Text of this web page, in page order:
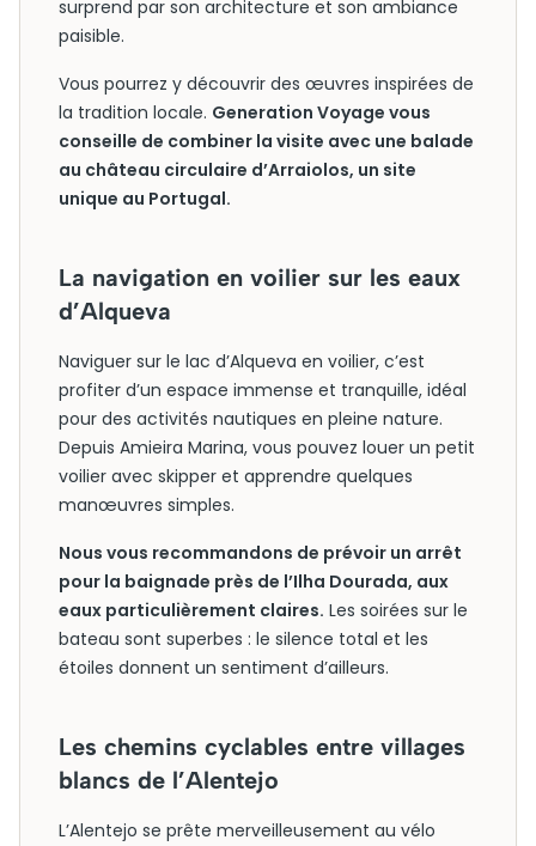
surprend par son architecture et son ambiance
paisible.
Vous pourrez y découvrir des œuvres inspirées de
la tradition locale. Generation Voyage vous
conseille de combiner la visite avec une balade
au château circulaire d’Arraiolos, un site
unique au Portugal.
La navigation en voilier sur les eaux
d’Alqueva
Naviguer sur le lac d’Alqueva en voilier, c’est
profiter d’un espace immense et tranquille, idéal
pour des activités nautiques en pleine nature.
Depuis Amieira Marina, vous pouvez louer un petit
voilier avec skipper et apprendre quelques
manœuvres simples.
Nous vous recommandons de prévoir un arrêt
pour la baignade près de l’Ilha Dourada, aux
eaux particulièrement claires. Les soirées sur le
bateau sont superbes : le silence total et les
étoiles donnent un sentiment d’ailleurs.
Les chemins cyclables entre villages
blancs de l’Alentejo
L’Alentejo se prête merveilleusement au vélo